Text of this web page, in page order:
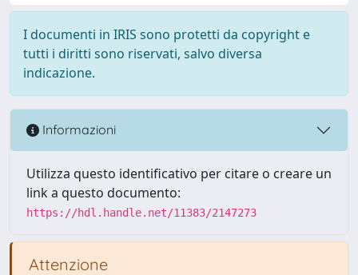
I documenti in IRIS sono protetti da copyright e
tutti i diritti sono riservati, salvo diversa
indicazione.
Informazioni
Utilizza questo identificativo per citare o creare un
link a questo documento:
https://hdl.handle.net/11383/2147273
Attenzione